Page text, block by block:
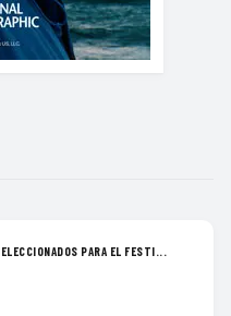
PARA EL FESTI...